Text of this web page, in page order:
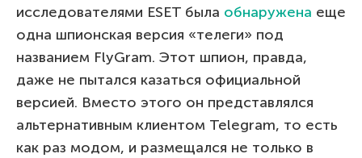
исследователями ESET была обнаружена еще
одна шпионская версия «телеги» под
названием FlyGram. Этот шпион, правда,
даже не пытался казаться официальной
версией. Вместо этого он представлялся
альтернативным клиентом Telegram, то есть
как раз модом, и размещался не только в